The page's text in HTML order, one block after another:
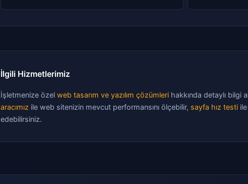
İlgili Hizmetlerimiz
İşletmenize özel web tasarım ve yazılım çözümleri hakkında detaylı bilgi
aracımız ile web sitenizin mevcut performansını ölçebilir, sayfa hız testi
edebilirsiniz.